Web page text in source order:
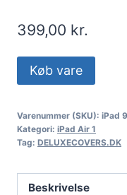
399,00 kr.
Køb vare
Varenummer (SKU): iPad
Kategori: iPad Air 1
Tag: DELUXECOVERS.DK
Beskrivelse